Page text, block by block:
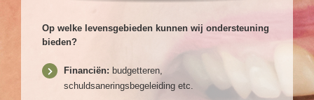
Op welke levensgebieden kunnen wij ondersteuning
bieden?
Financiën: budgetteren,
schuldsaneringsbegeleiding etc.